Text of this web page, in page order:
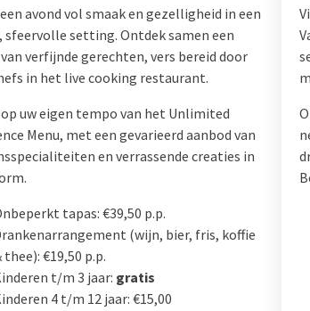
avond vol smaak en gezelligheid in een
sfeervolle setting. Ontdek samen een
verfijnde gerechten, vers bereid door
in het live cooking restaurant.
uw eigen tempo van het Unlimited
Menu, met een gevarieerd aanbod van
en verrassende creaties in
tapas: €39,50 p.p.
(wijn, bier, fris, koffie
thee): €19,50 p.p.
t/m 3 jaar: gratis
4 t/m 12 jaar: €15,00